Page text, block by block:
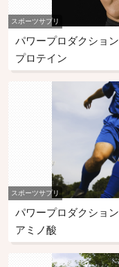
スポーツサプリ
パワープロダクション
プロテイン
スポーツサプリ
パワープロダクション
アミノ酸